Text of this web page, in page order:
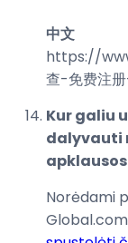
中文
https://
查-免费注
Kur galiu
dalyvauti
Norėdami